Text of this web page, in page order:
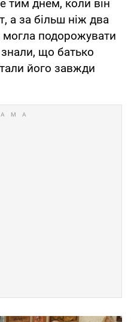
тим днем, коли він
а за більш ніж два
могла подорожувати
що батько
його завжди